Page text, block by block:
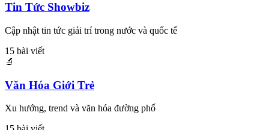
Tin Tức Showbiz
Cập nhật tin tức giải trí trong nước và quốc tế
15 bài viết
🔬
Văn Hóa Giới Trẻ
Xu hướng, trend và văn hóa đường phố